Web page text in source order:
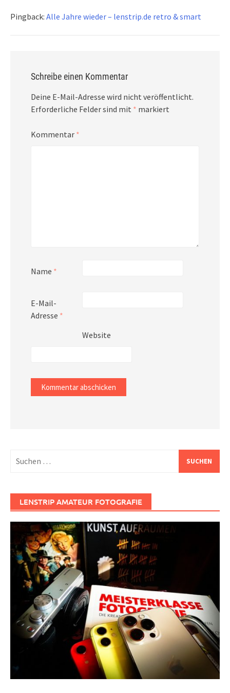
Pingback: Alle Jahre wieder – lenstrip.de retro & smart
Schreibe einen Kommentar
Deine E-Mail-Adresse wird nicht veröffentlicht.
Erforderliche Felder sind mit * markiert
Kommentar *
Name *
E-Mail-
Adresse *
Website
nach:
LENSTRIP AMATEUR FOTOGRAFIE